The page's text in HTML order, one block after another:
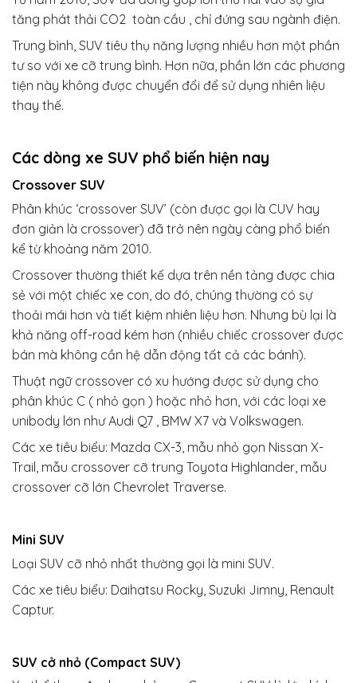
tăng phát thải CO2 toàn cầu , chỉ đứng sau ngành điện.
Trung bình, SUV tiêu thụ năng lượng nhiều hơn một phần
tư so với xe cỡ trung bình. Hơn nữa, phần lớn các phương
tiện này không được chuyển đổi để sử dụng nhiên liệu
thay thế.
Các dòng xe SUV phổ biến hiện nay
Crossover SUV
Phân khúc ‘crossover SUV’ (còn được gọi là CUV hay
đơn giản là crossover) đã trở nên ngày càng phổ biến
kể từ khoảng năm 2010.
Crossover thường thiết kế dựa trên nền tảng được chia
sẻ với một chiếc xe con, do đó, chúng thường có sự
thoải mái hơn và tiết kiệm nhiên liệu hơn. Nhưng bù lại là
khả năng off-road kém hơn (nhiều chiếc crossover được
bán mà không cần hệ dẫn động tất cả các bánh).
Thuật ngữ crossover có xu hướng được sử dụng cho
phân khúc C ( nhỏ gọn ) hoặc nhỏ hơn, với các loại xe
unibody lớn như Audi Q7 , BMW X7 và Volkswagen.
Các xe tiêu biểu: Mazda CX-3, mẫu nhỏ gọn Nissan X-
Trail, mẫu crossover cỡ trung Toyota Highlander, mẫu
crossover cỡ lớn Chevrolet Traverse.
Mini SUV
Loại SUV cỡ nhỏ nhất thường gọi là mini SUV.
Các xe tiêu biểu: Daihatsu Rocky, Suzuki Jimny, Renault
Captur.
SUV cở nhỏ (Compact SUV)